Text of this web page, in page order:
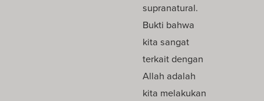
supranatural.
Bukti bahwa
kita sangat
terkait dengan
Allah adalah
kita melakukan